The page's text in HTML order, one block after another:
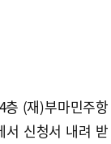
(재)부마민주항
신청서 내려 받